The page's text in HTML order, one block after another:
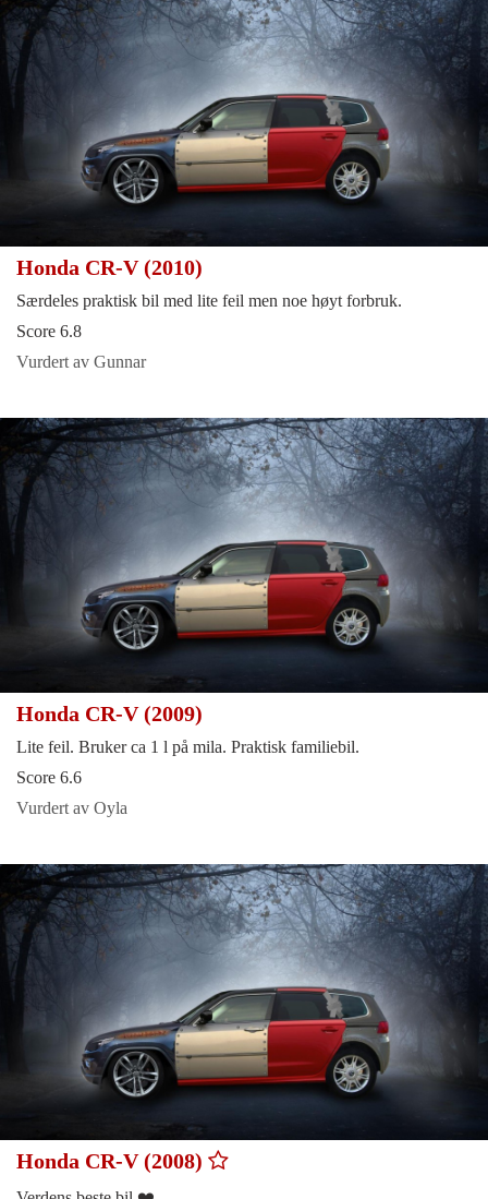
Honda CR-V (2010)
Særdeles praktisk bil med lite feil men noe høyt forbruk.
Score 6.8
Vurdert av Gunnar
Honda CR-V (2009)
Lite feil. Bruker ca 1 l på mila. Praktisk familiebil.
Score 6.6
Vurdert av Oyla
Honda CR-V (2008)